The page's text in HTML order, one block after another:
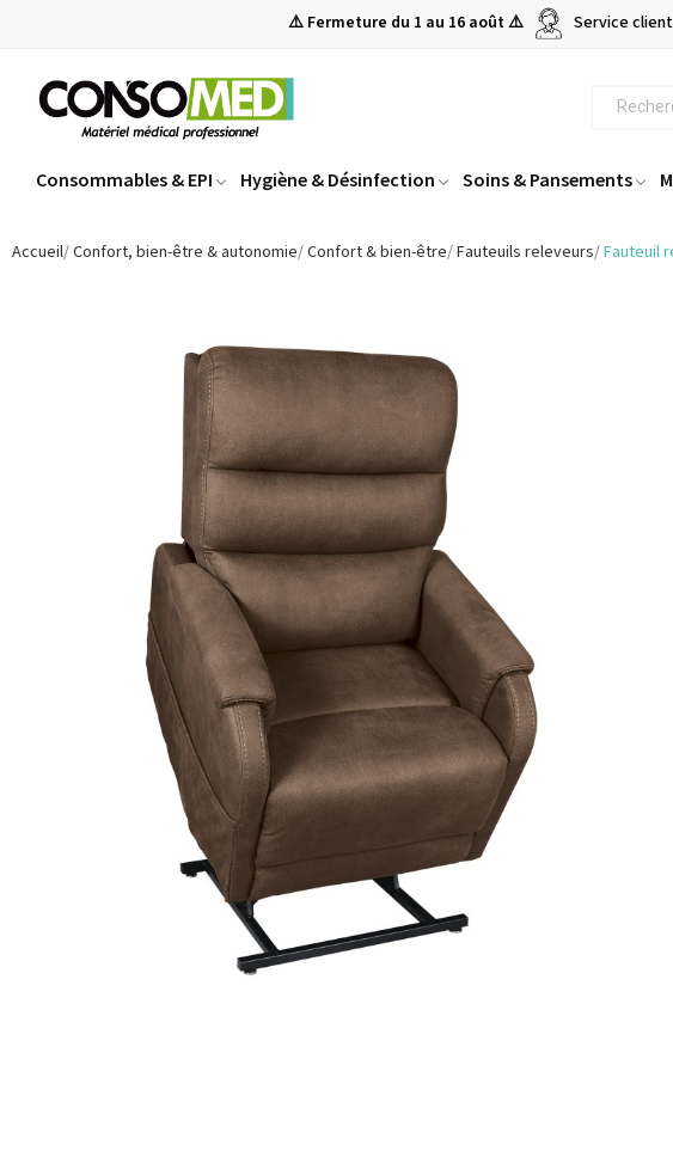
⚠️ Fermeture du 1 au 16 août ⚠️ Service
Consommables & EPI Hygiène & Désinfection Soins & Pansements
Accueil Confort, bien-être & autonomie Confort & bien-être Fauteuils releveurs Fauteuil